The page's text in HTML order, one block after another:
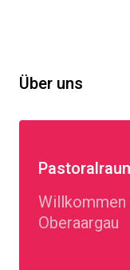
Über uns
Oberaargau